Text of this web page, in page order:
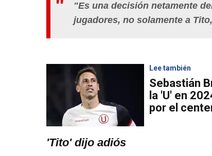
"Es una decisión netamente
jugadores, no solamente a
Lee también
Sebastián
la 'U' en
por el
'Tito' dijo adiós